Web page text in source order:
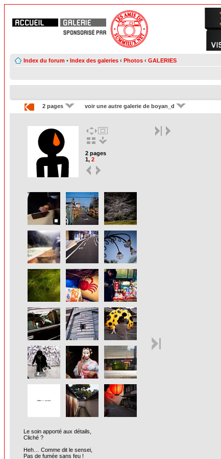
Index du forum • Index des galeries ‹ Photos ‹ GALERIES
2 pages voir une autre galerie de boyan_d
2 pages
1, 2
Le soin apporté aux détails,
Cliché ?
Heh… Comme dit le sensei,
Pas de fumée sans feu !